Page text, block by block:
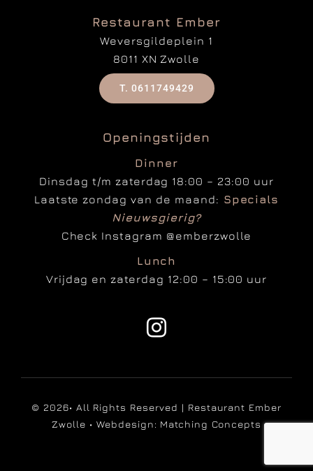
Restaurant Ember
Weversgildeplein 1
8011 XN Zwolle
T. 0611749429
Openingstijden
Dinner
Dinsdag t/m zaterdag 18:00 – 23:00 uur
Laatste zondag van de maand: Specials
Nieuwsgierig?
Check Instagram @emberzwolle
Lunch
Vrijdag en zaterdag 12:00 – 15:00 uur
© 2026• All Rights Reserved | Restaurant Ember
Zwolle • Webdesign: Matching Concepts